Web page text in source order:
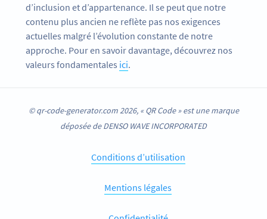
d’inclusion et d’appartenance. Il se peut que notre
contenu plus ancien ne reflète pas nos exigences
actuelles malgré l’évolution constante de notre
approche. Pour en savoir davantage, découvrez nos
valeurs fondamentales ici.
© qr-code-generator.com 2026, « QR Code » est une marque
déposée de DENSO WAVE INCORPORATED
Conditions d’utilisation
Mentions légales